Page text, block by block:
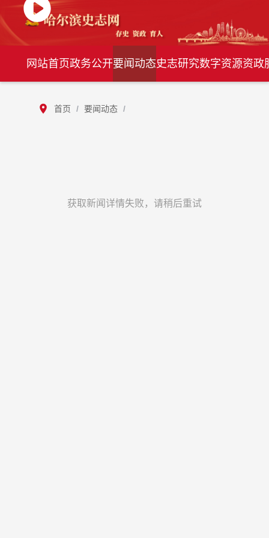
网站首页政务公开要闻动态史志研究数字资源资政
首页 / 要闻动态 /
获取新闻详情失败，请稍后重试